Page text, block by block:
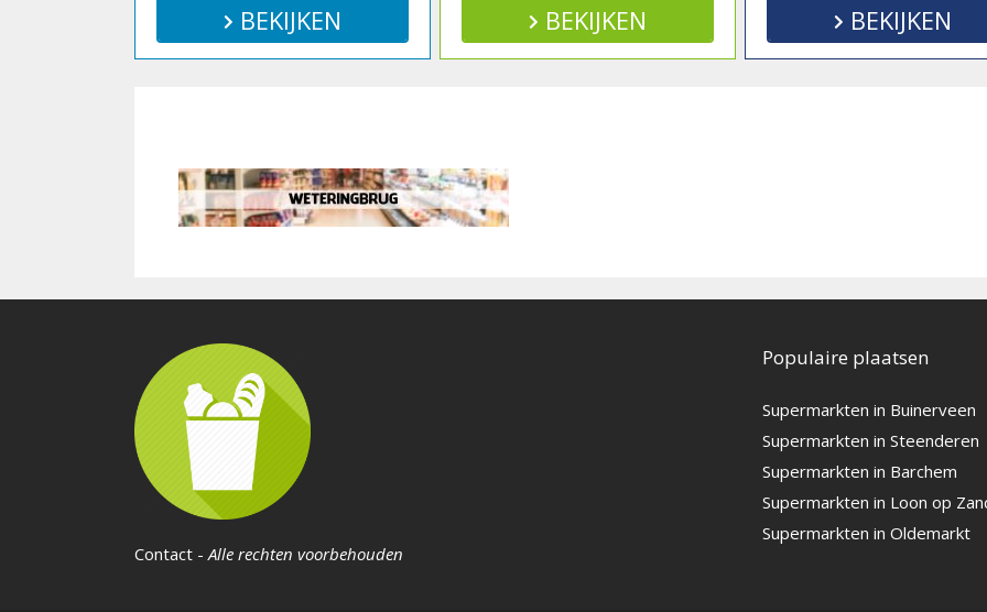
BEKIJKEN BEKIJKEN BEKIJKEN
Contact -Alle rechten voorbehouden
Populaire plaatsen
Supermarkten in Buinerveen
Supermarkten in Steenderen
Supermarkten in Barchem
Supermarkten in Loon op
Supermarkten in Oldemarkt